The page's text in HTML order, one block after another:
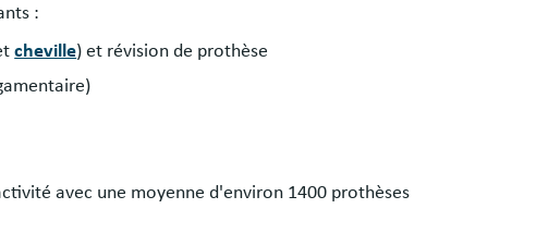
:
cheville) et révision de prothèse
avec une moyenne d'environ 1400 prothèses